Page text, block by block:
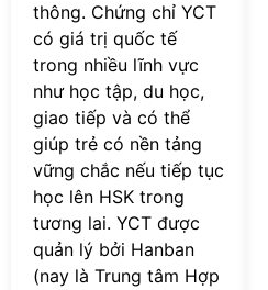
thông. Chứng chỉ YCT
có giá trị quốc tế
trong nhiều lĩnh vực
như học tập, du học,
giao tiếp và có thể
giúp trẻ có nền tảng
vững chắc nếu tiếp tục
học lên HSK trong
tương lai. YCT được
quản lý bởi Hanban
(nay là Trung tâm Hợp